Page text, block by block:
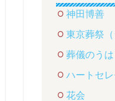
神田博善
東京葬祭（
葬儀のうは
ハートセ
花会